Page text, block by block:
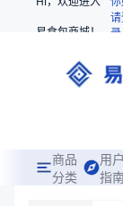
易食包商城！
录
商品
分类
用户
指南